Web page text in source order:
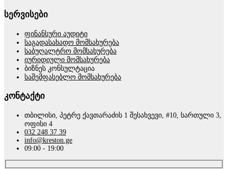
სერვისები
ფინანსური აუდიტი
საგადასახადო მომსახურება
საბუღალტრო მომსახურება
იურიდიული მომსახურება
ბიზნეს კონსულტაცია
საშემფასებლო მომსახურება
კონტაქტი
თბილისი, პეტრე ქავთარაძის 1 შესახვევი, #10, სართული 3,
ოფისი 4
032 248 37 39
info@kreston.ge
09:00 - 19:00